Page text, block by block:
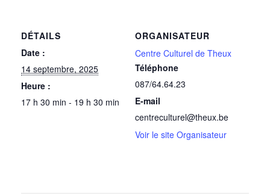
DÉTAILS
Date :
14 septembre, 2025
Heure :
17 h 30 min - 19 h 30 min
ORGANISATEUR
Centre Culturel de Theux
Téléphone
087/64.64.23
E-mail
centreculturel@theux.be
Voir le site Organisateur